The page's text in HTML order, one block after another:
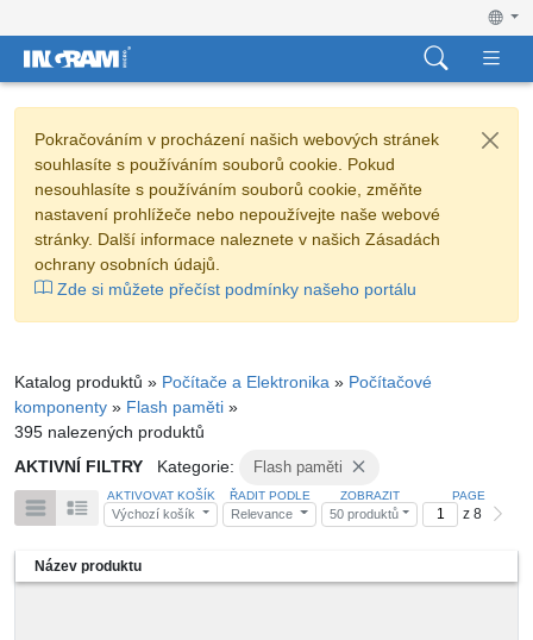
Pokračováním v procházení našich webových stránek
souhlasíte s používáním souborů cookie. Pokud
nesouhlasíte s používáním souborů cookie, změňte
nastavení prohlížeče nebo nepoužívejte naše webové
stránky. Další informace naleznete v našich Zásadách
ochrany osobních údajů.
Zde si můžete přečíst podmínky našeho portálu
Katalog produktů » Počítače a Elektronika » Počítačové
komponenty » Flash paměti »
395 nalezených produktů
AKTIVNÍ FILTRY
Kategorie: Flash paměti
AKTIVOVAT KOŠÍK
Výchozí košík
ŘADIT PODLE
Relevance
ZOBRAZIT
50 produktů
PAGE
z 8
Název produktu